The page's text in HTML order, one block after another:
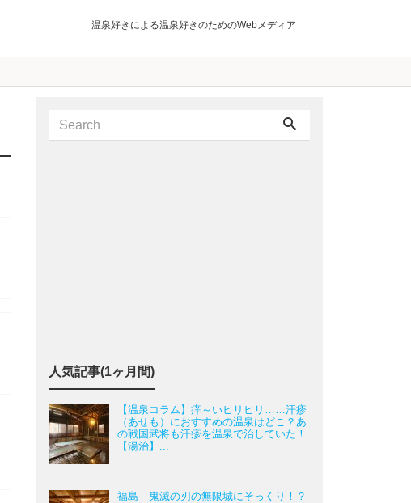
温泉好きによる温泉好きのためのWebメディア
人気記事(1ヶ月間)
【温泉コラム】痒～いヒリヒリ……汗疹
（あせも）におすすめの温泉はどこ？あ
の戦国武将も汗疹を温泉で治していた！
【湯治】...
福島 鬼滅の刃の無限城にそっくり！？